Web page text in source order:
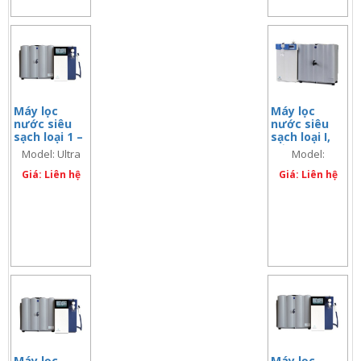
Máy lọc
nước siêu
sạch loại 1 –
Ultra Clear™
TP TWF
Model: Ultra
Clear TP 10 TWF
Giá: Liên hệ
Máy lọc
nước siêu
sạch loại I,
cấp nước
máy/ nước
nguồn, 1.2
Model:
LaboStar PRO
Giá: Liên hệ